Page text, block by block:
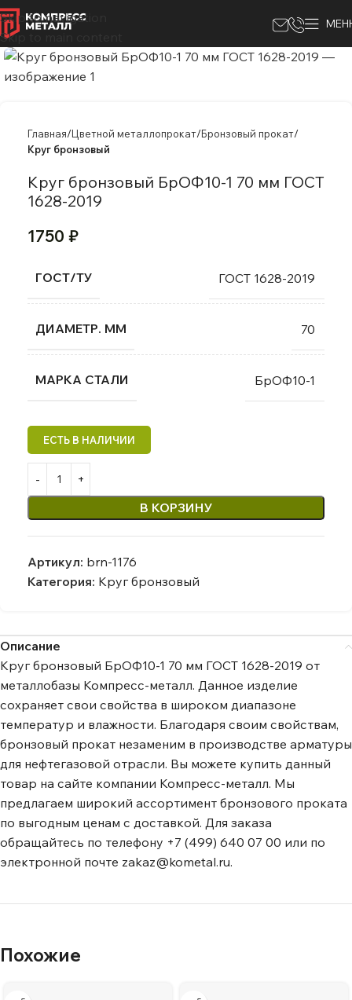
Skip to navigation
Skip to main content
Главная Цветной металлопрокат Бронзовый прокат
Круг бронзовый
Круг бронзовый БрОФ10-1 70 мм ГОСТ
1628-2019
1750 ₽
ГОСТ/ТУ ГОСТ 1628-2019
ДИАМЕТР. ММ 70
МАРКА СТАЛИ БрОФ10-1
В КОРЗИНУ
Артикул: brn-1176
Категория: Круг бронзовый
Описание
Круг бронзовый БрОФ10-1 70 мм ГОСТ 1628-2019 от
металлобазы Компресс-металл. Данное изделие
сохраняет свои свойства в широком диапазоне
температур и влажности. Благодаря своим свойствам,
бронзовый прокат незаменим в производстве арматуры
для нефтегазовой отрасли. Вы можете купить данный
товар на сайте компании Компресс-металл. Мы
предлагаем широкий ассортимент бронзового проката
по выгодным ценам с доставкой. Для заказа
обращайтесь по телефону +7 (499) 640 07 00 или по
электронной почте zakaz@kometal.ru.
Похожие